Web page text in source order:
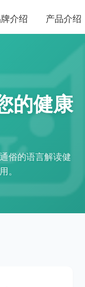
介绍 产品介绍
的健康
俗的语言解读健
。